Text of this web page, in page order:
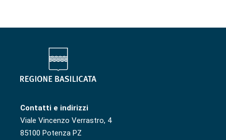
Contatti e indirizzi
Viale Vincenzo Verrastro, 4
85100 Potenza PZ